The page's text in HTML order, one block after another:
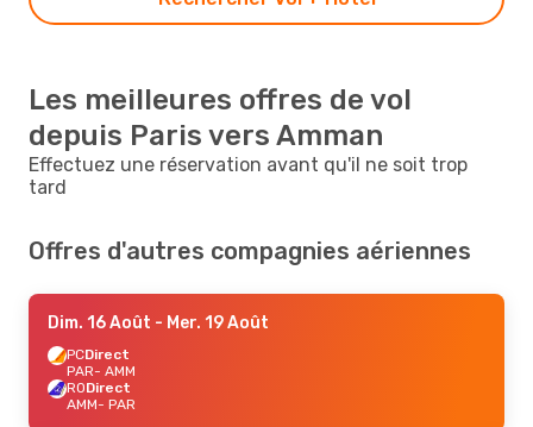
Les meilleures offres de vol
depuis Paris vers Amman
Effectuez une réservation avant qu'il ne soit trop
tard
Offres d'autres compagnies aériennes
Dim. 16 Août - Mer. 19 Août
PCDirect
PAR- AMM
RODirect
AMM- PAR